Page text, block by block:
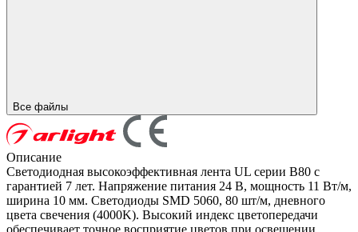
Все файлы
Описание
Светодиодная высокоэффективная лента UL серии B80 с
гарантией 7 лет. Напряжение питания 24 В, мощность 11 Вт/м,
ширина 10 мм. Светодиоды SMD 5060, 80 шт/м, дневного
цвета свечения (4000K). Высокий индекс цветопередачи
обеспечивает точное восприятие цветов при освещении